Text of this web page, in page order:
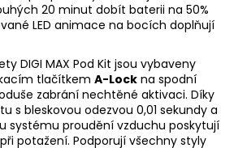
20 minut dobít baterii na 50%
LED animace na bocích doplňují
DIGI MAX Pod Kit jsou vybaveny
tlačítkem A-Lock na spodní
zabrání nechtěné aktivaci. Díky
s bleskovou odezvou 0,01 sekundy a
systému proudění vzduchu poskytují
potažení. Podporují všechny styly